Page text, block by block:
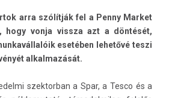
arra szólítják fel a Penny Market
hogy vonja vissza azt a döntését,
esetében lehetővé teszi
alkalmazását.
szektorban a Spar, a Tesco és a